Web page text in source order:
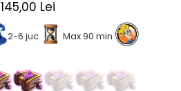
145,00 Lei
2-6 juc Max 90 min